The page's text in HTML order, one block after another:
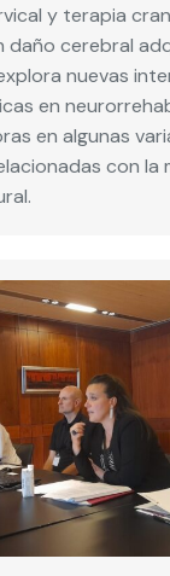
y terapia
daño cerebral
nuevas
en
en algunas
con la